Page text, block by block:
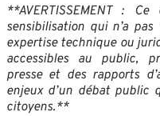
**AVERTISSEMENT :
sensibilisation qui n’a
expertise technique ou
accessibles au public,
presse et des rapports
enjeux d’un débat public
citoyens.**